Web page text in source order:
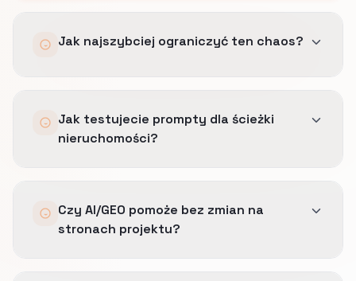
Jak najszybciej ograniczyć ten chaos?
profilach i w schema.
kolejnego kroku.
Jak testujecie prompty dla ścieżki
nieruchomości?
etapach i patrzymy, czy obecna odpowiedź
pomaga iść dalej, czy wysyła kupującego w złą
Czy AI/GEO pomoże bez zmian na
stronach projektu?